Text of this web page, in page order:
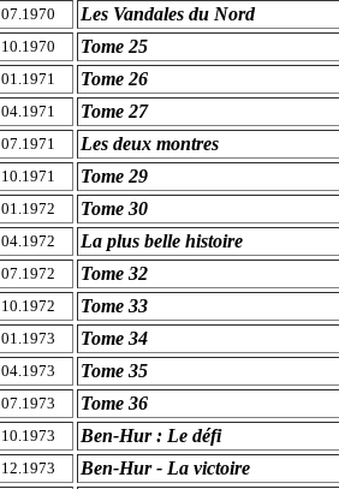
07.1970
Les Vandales du Nord
10.1970
Tome 25
01.1971
Tome 26
04.1971
Tome 27
07.1971
Les deux montres
10.1971
Tome 29
01.1972
Tome 30
04.1972
La plus belle histoire
07.1972
Tome 32
10.1972
Tome 33
01.1973
Tome 34
04.1973
Tome 35
07.1973
Tome 36
10.1973
Ben-Hur : Le défi
12.1973
Ben-Hur - La victoire